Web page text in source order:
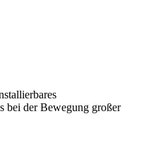
bei der Bewegung großer